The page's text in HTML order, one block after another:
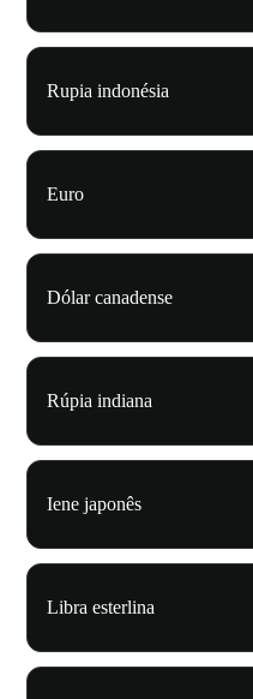
Rupia indonésia
Euro
Dólar canadense
Rúpia indiana
Iene japonês
Libra esterlina